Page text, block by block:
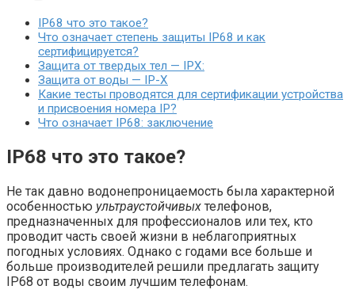
IP68 что это такое?
Что означает степень защиты IP68 и как
сертифицируется?
Защита от твердых тел — IPX:
Защита от воды — IP-X
Какие тесты проводятся для сертификации устройства
и присвоения номера IP?
Что означает IP68: заключение
IP68 что это такое?
Не так давно водонепроницаемость была характерной
особенностью ультраустойчивых телефонов,
предназначенных для профессионалов или тех, кто
проводит часть своей жизни в неблагоприятных
погодных условиях. Однако с годами все больше и
больше производителей решили предлагать защиту
IP68 от воды своим лучшим телефонам.